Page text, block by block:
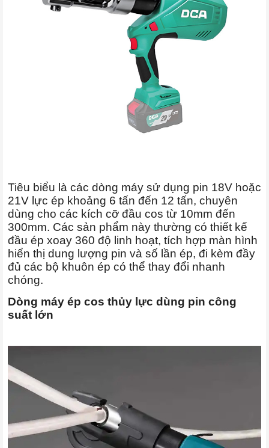
Tiêu biểu là các dòng máy sử dụng pin 18V hoặc
21V lực ép khoảng 6 tấn đến 12 tấn, chuyên
dùng cho các kích cỡ đầu cos từ 10mm đến
300mm. Các sản phẩm này thường có thiết kế
đầu ép xoay 360 độ linh hoạt, tích hợp màn hình
hiển thị dung lượng pin và số lần ép, đi kèm đầy
đủ các bộ khuôn ép có thể thay đổi nhanh
chóng.
Dòng máy ép cos thủy lực dùng pin công
suất lớn